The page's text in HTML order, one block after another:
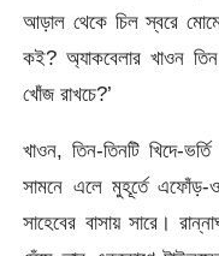
আড়াল থেকে চিল স্বরে
কই? অ্যাকবেলার খাওন
খোঁজ রাখচে?’
খাওন, তিন-তিনটি খিদে-
সামনে এলে মুহূর্তে এফোঁড়-
সাহেবের বাসায় সারে।